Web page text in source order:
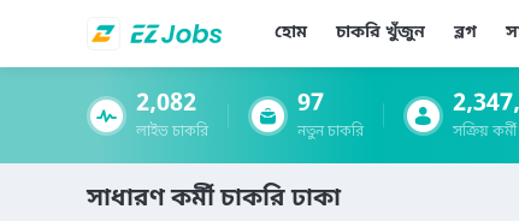
হোম চাকরি খুঁজুন ব্লগ
2,082
লাইভ চাকরি
97
নতুন চাকরি সক্রিয় কর্মী
সাধারণ কর্মী চাকরি ঢাকা